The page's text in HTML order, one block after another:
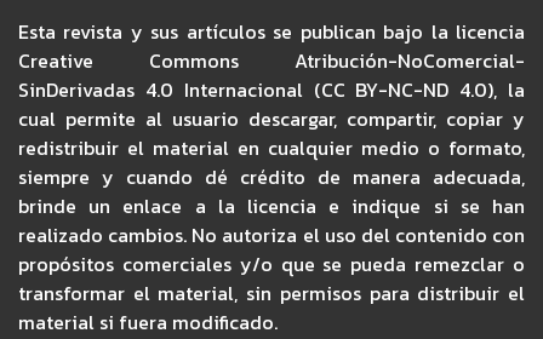
Esta revista y sus artículos se publican bajo la licencia
Creative Commons Atribución-NoComercial-
SinDerivadas 4.0 Internacional (CC BY-NC-ND 4.0), la
cual permite al usuario descargar, compartir, copiar y
redistribuir el material en cualquier medio o formato,
siempre y cuando dé crédito de manera adecuada,
brinde un enlace a la licencia e indique si se han
realizado cambios. No autoriza el uso del contenido con
propósitos comerciales y/o que se pueda remezclar o
transformar el material, sin permisos para distribuir el
material si fuera modificado.